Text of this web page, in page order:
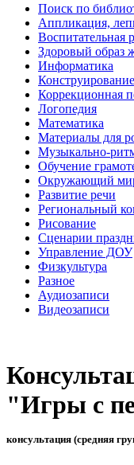
Поиск по
Аппликация,
Воспитательная
Здоровый образ
Информатика
Коррекционная
Логопедия
Математика
Материалы для
Музыкально-
Обучение
Окружающий
Развитие речи
Региональный
Рисование
Сценарии
Управление ДОУ
Физкультура
Разное
Аудиозаписи
Видеозаписи
"Игры с
консультация (средняя